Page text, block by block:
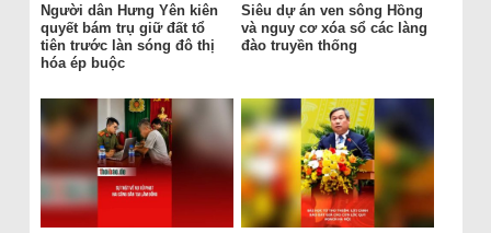
Người dân Hưng Yên kiên
quyết bám trụ giữ đất tổ
tiên trước làn sóng đô thị
hóa ép buộc
Siêu dự án ven sông Hồng
và nguy cơ xóa sổ các làng
đào truyền thống